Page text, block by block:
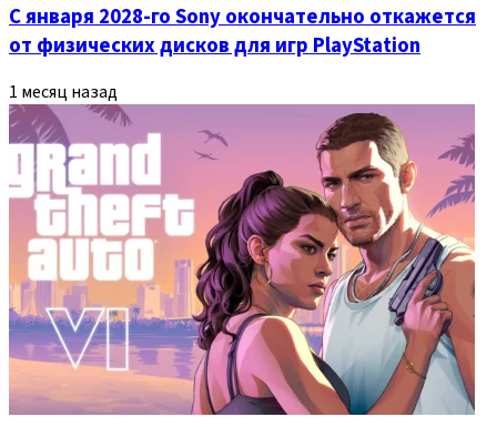
С января 2028‑го Sony окончательно откажется
от физических дисков для игр PlayStation
1 месяц назад